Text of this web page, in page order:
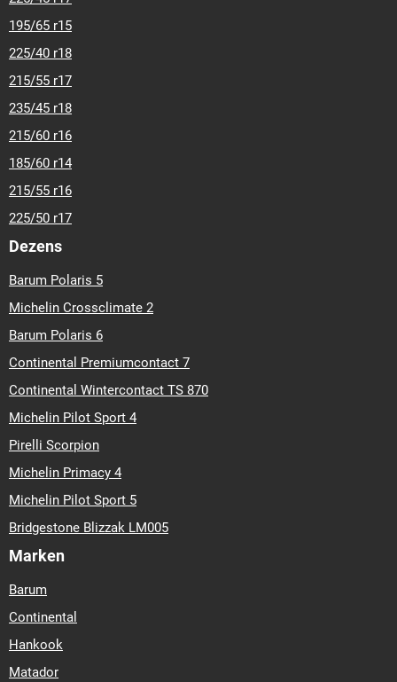
195/65 r15
225/40 r18
215/55 r17
235/45 r18
215/60 r16
185/60 r14
215/55 r16
225/50 r17
Dezens
Barum Polaris 5
Michelin Crossclimate 2
Barum Polaris 6
Continental Premiumcontact 7
Continental Wintercontact TS 870
Michelin Pilot Sport 4
Pirelli Scorpion
Michelin Primacy 4
Michelin Pilot Sport 5
Bridgestone Blizzak LM005
Marken
Barum
Continental
Hankook
Matador